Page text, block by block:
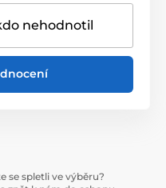
nehodnotil